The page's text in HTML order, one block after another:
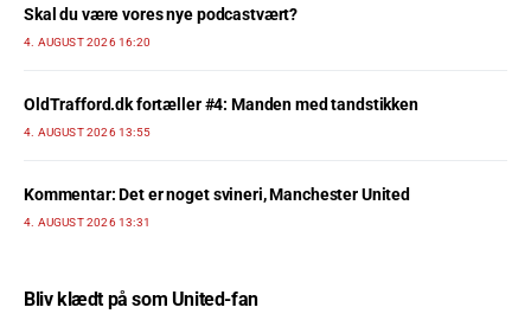
Skal du være vores nye podcastvært?
4. AUGUST 2026 16:20
OldTrafford.dk fortæller #4: Manden med tandstikken
4. AUGUST 2026 13:55
Kommentar: Det er noget svineri, Manchester United
4. AUGUST 2026 13:31
Bliv klædt på som United-fan